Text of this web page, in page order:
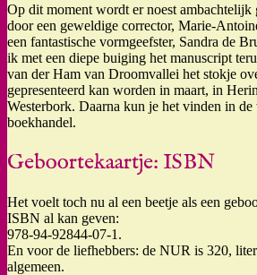
Op dit moment wordt er noest ambachtelijk
door een geweldige corrector, Marie-
een fantastische vormgeefster, Sandra de
ik met een diepe buiging het manuscript
van der Ham van Droomvallei het stokje
gepresenteerd kan worden in maart, in
Westerbork. Daarna kun je het vinden in
boekhandel.
Geboortekaartje: ISBN
Het voelt toch nu al een beetje als een
ISBN al kan geven:
978-94-92844-07-1.
En voor de liefhebbers: de NUR is 320,
algemeen.